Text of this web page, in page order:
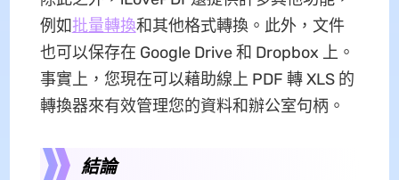
例如批量轉換和其他格式轉換。此外，文件
也可以保存在 Google Drive 和 Dropbox 上。
事實上，您現在可以藉助線上 PDF 轉 XLS 的
轉換器來有效管理您的資料和辦公室句柄。
結論